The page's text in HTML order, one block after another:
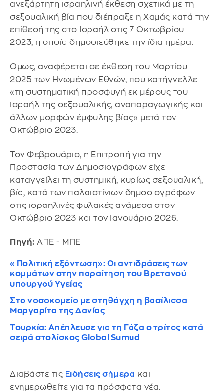
ανεξάρτητη ισραηλινή έκθεση σχετικά με τη
σεξουαλική βία που διέπραξε η Χαμάς κατά την
επίθεσή της στο Ισραήλ στις 7 Οκτωβρίου
2023, η οποία δημοσιεύθηκε την ίδια ημέρα.
Ομως, αναφέρεται σε έκθεση του Μαρτίου
2025 των Ηνωμένων Εθνών, που κατήγγελλε
«τη συστηματική προσφυγή εκ μέρους του
Ισραήλ της σεξουαλικής, αναπαραγωγικής και
άλλων μορφών έμφυλης βίας» μετά τον
Οκτώβριο 2023.
Τον Φεβρουάριο, η Επιτροπή για την
Προστασία των Δημοσιογράφων είχε
καταγγείλει τη συστημική, κυρίως σεξουαλική,
βία, κατά των παλαιστίνιων δημοσιογράφων
στις ισραηλινές φυλακές ανάμεσα στον
Οκτώβριο 2023 και τον Ιανουάριο 2026.
Πηγή: ΑΠΕ - ΜΠΕ
«Πολιτική εξόντωση»: Οι αντιδράσεις των
κομμάτων στην παραίτηση του Βρετανού
υπουργού Υγείας
Στο νοσοκομείο με στηθάγχη η βασίλισσα
Μαργαρίτα της Δανίας
Τουρκία: Απέπλευσε για τη Γάζα ο τρίτος κατά
σειρά στολίσκος Global Sumud
Διαβάστε τις Ειδήσεις σήμερα και
ενημερωθείτε για τα πρόσφατα νέα.